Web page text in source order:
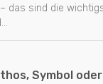
das sind die
Symbol